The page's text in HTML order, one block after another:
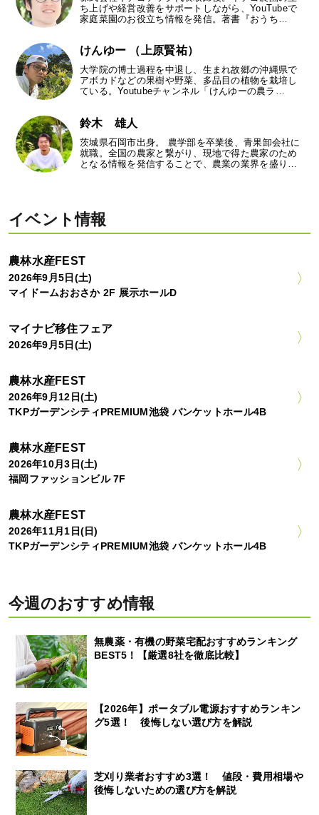
ち上げや経営改善をサポートしながら、YouTubeで
家庭菜園のお役立ち情報を発信。著書『おうち…
けんゆー （上原賢祐）
大学院の博士過程を中退し、生まれ故郷の沖縄県で
アボカドなどの果樹や野菜、多品目の植物を栽培し
ている。Youtubeチャンネル「けんゆーの農ラ…
鈴木 雄人
茨城県石岡市出身。 農学部を卒業後、青果卸会社に
就職。全国の農家と繋がり、現地で得た農家のため
となる情報を発信することで、農業の業界を盛り…
イベント情報
農林水産FEST
2026年9月5日(土)
マイドームおおさか 2F 展示ホールD
マイナビ移住フェア
2026年9月5日(土)
農林水産FEST
2026年9月12日(土)
TKPガーデンシティPREMIUM池袋 バンケットホール4B
農林水産FEST
2026年10月3日(土)
福岡ファッションビル 7F
農林水産FEST
2026年11月1日(日)
TKPガーデンシティPREMIUM池袋 バンケットホール4B
今週のおすすめ情報
無農薬・有機の野菜宅配おすすめランキング
BEST5！【厳選8社を徹底比較】
【2026年】ポータブル電源おすすめランキン
グ5選！ 後悔しない選び方を解説
芝刈り業者おすすめ3選！ 値段・費用相場や
後悔しないための選び方を解説